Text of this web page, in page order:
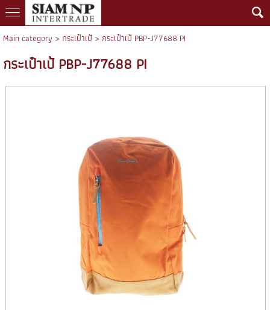
Main category >กระเป๋าเป้> กระเป๋าเป้ PBP-J77688 PI
กระเป๋าเป้ PBP-J77688 PI